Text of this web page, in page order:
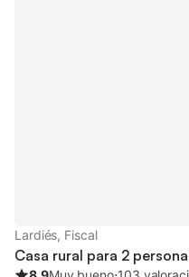
Lardiés, Fiscal
Casa rural para 2